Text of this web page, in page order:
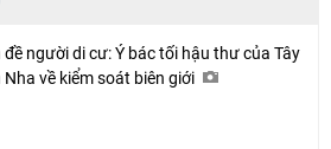
đề người di cư: Ý bác tối hậu thư của Tây
Nha về kiểm soát biên giới